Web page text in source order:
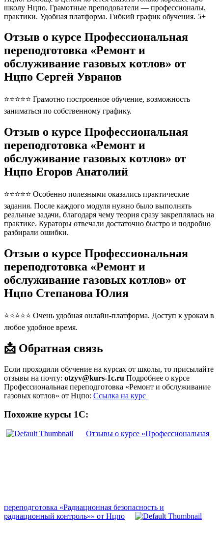
школу Нцпо. Грамотные преподователи — профессионалы,
практики. Удобная платформа. Гибкий график обучения. 5+
Отзыв о курсе Профессиональная
переподготовка «Ремонт и
обслуживание газовых котлов» от
Нцпо Сергей Увранов
⭐⭐⭐⭐⭐ Грамотно построенное обучение, возможность
заниматься по собственному графику.
Отзыв о курсе Профессиональная
переподготовка «Ремонт и
обслуживание газовых котлов» от
Нцпо Егоров Анатолий
⭐⭐⭐⭐⭐ Особенно полезными оказались практические
задания. После каждого модуля нужно было выполнять
реальные задачи, благодаря чему теория сразу закреплялась на
практике. Кураторы отвечали достаточно быстро и подробно
разбирали ошибки.
Отзыв о курсе Профессиональная
переподготовка «Ремонт и
обслуживание газовых котлов» от
Нцпо Степанова Юлия
⭐⭐⭐⭐⭐ Очень удобная онлайн-платформа. Доступ к урокам в
любое удобное время.
📩 Обратная связь
Если проходили обучение на курсах от школы, то присылайте
отзывы на почту: otzyv@kurs-1c.ru Подробнее о курсе
Профессиональная переподготовка «Ремонт и обслуживание
газовых котлов» от Нцпо: Ссылка на курс
Похожие курсы 1С:
Отзывы о курсе «Профессиональная
переподготовка «Радиационная безопасность и
радиационный контроль»» от Нцпо